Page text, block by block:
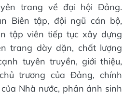
trang về đại hội Đảng.
Biên tập, đội ngũ cán bộ,
tập viên tiếp tục xây dựng
trang dày dặn, chất lượng
tuyên truyền, giới thiệu,
trương của Đảng, chính
Nhà nước, phản ánh sinh